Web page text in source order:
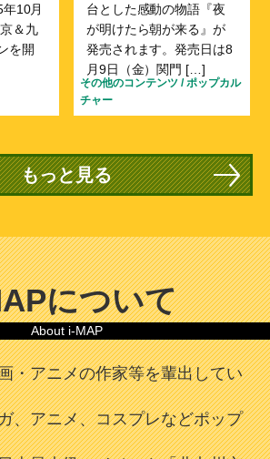
10月
＆九
を開
台とした感動の物語『夜
が明けたら朝が来る』が
発売されます。発売日は8
月9日（金）関門 […]
その他のコンテンツ /ポップカル
チャー
もっと見る
について
About i-MAP
・アニメの作家等を輩出してい
、アニメ、コスプレなどポップ